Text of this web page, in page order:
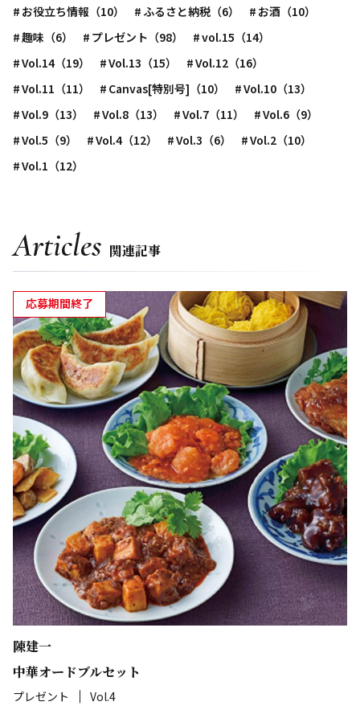
お役立ち情報（10） ふるさと納税（6）
お酒（10）
趣味（6）
プレゼント（98）
vol.15（14）
Vol.14（19）
Vol.13（15）
Vol.12（16）
Vol.11（11）
Canvas[特別号]（10）
Vol.10（13）
Vol.9（13）
Vol.8（13） Vol.7（11）
Vol.6（9）
Vol.5（9）
Vol.4（12） Vol.3（6）
Vol.2（10）
Vol.1（12）
Articles 関連記事
応募期間終了
陳建一
中華オードブルセット
プレゼント Vol.4